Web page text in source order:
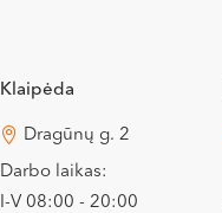
Klaipėda
Dragūnų g. 2
Darbo laikas:
I-V 08:00 - 20:00